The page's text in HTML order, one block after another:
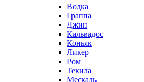
Водка
Граппа
Джин
Кальвадос
Коньяк
Ликер
Ром
Текила
Мескаль